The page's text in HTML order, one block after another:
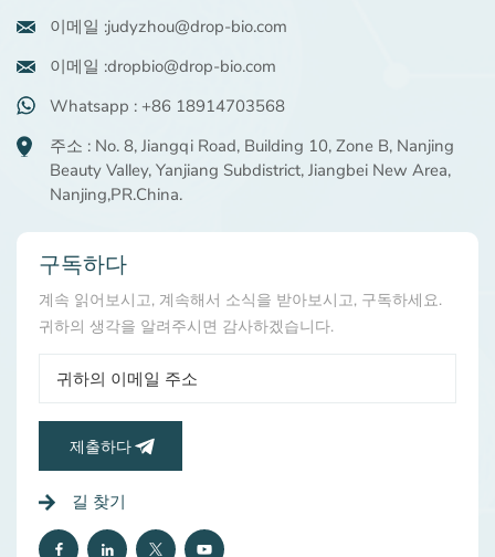
이메일 :judyzhou@drop-bio.com
이메일 :dropbio@drop-bio.com
Whatsapp : +86 18914703568
주소 : No. 8, Jiangqi Road, Building 10, Zone B, Nanjing
Beauty Valley, Yanjiang Subdistrict, Jiangbei New Area,
Nanjing,PR.China.
구독하다
계속 읽어보시고, 계속해서 소식을 받아보시고, 구독하세요.
귀하의 생각을 알려주시면 감사하겠습니다.
제출하다
길 찾기